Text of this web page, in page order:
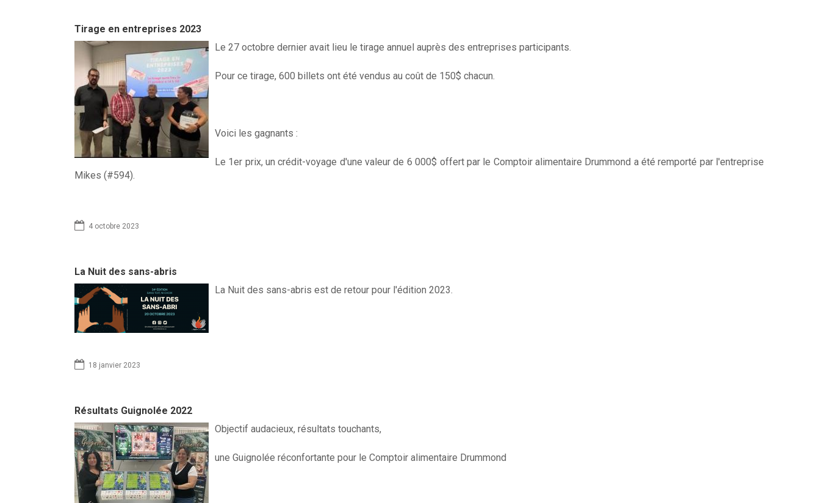
Tirage en entreprises 2023
Le 27 octobre dernier avait lieu le tirage annuel auprès des entreprises participants.
Pour ce tirage, 600 billets ont été vendus au coût de 150$ chacun.
Voici les gagnants :
Le 1er prix, un crédit-voyage d'une valeur de 6 000$ offert par le Comptoir alimentaire Drummond a été remporté par l'entreprise
Mikes (#594).
4 octobre 2023
La Nuit des sans-abris
La Nuit des sans-abris est de retour pour l'édition 2023.
18 janvier 2023
Résultats Guignolée 2022
Objectif audacieux, résultats touchants,
une Guignolée réconfortante pour le Comptoir alimentaire Drummond